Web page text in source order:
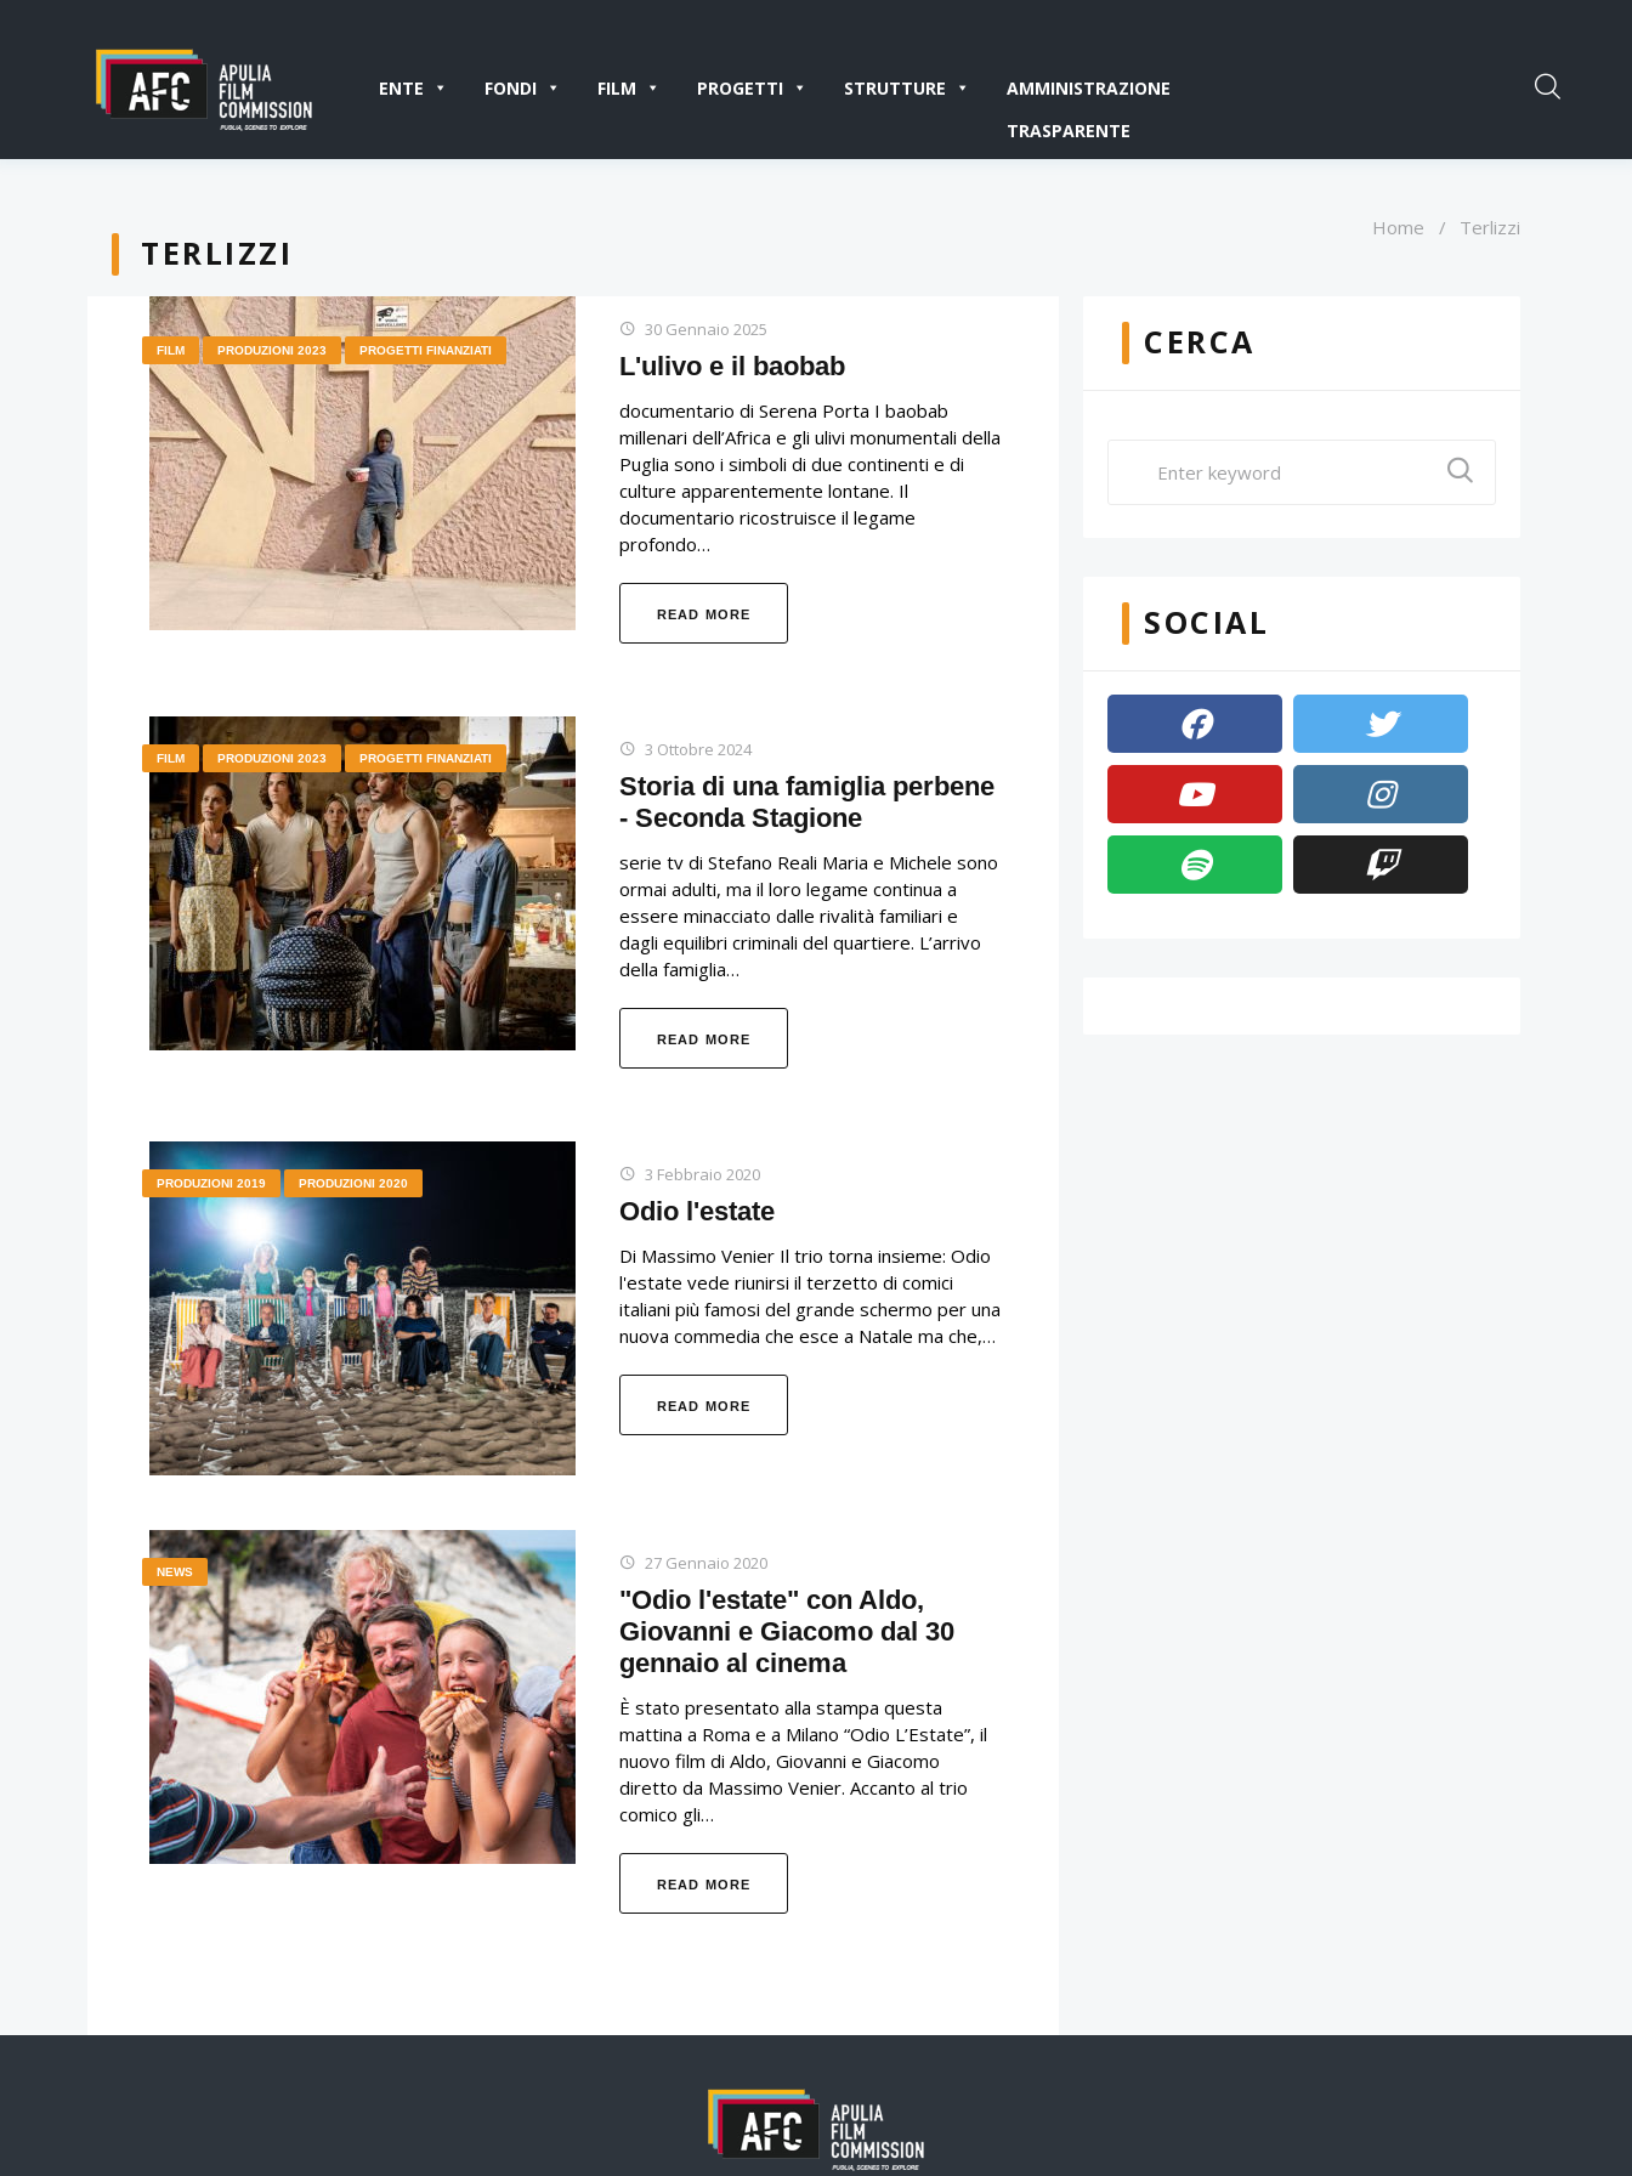
ENTE FONDI FILM PROGETTI STRUTTURE
AMMINISTRAZIONE
TRASPARENTE
TERLIZZI
Home / Terlizzi
30 Gennaio 2025
FILM PRODUZIONI 2023 PROGETTI FINANZIATI
L'ulivo e il baobab
documentario di Serena Porta I baobab
millenari dell’Africa e gli ulivi monumentali della
Puglia sono i simboli di due continenti e di
culture apparentemente lontane. Il
documentario ricostruisce il legame
profondo…
READ MORE
3 Ottobre 2024
FILM PRODUZIONI 2023 PROGETTI FINANZIATI
Storia di una famiglia perbene
- Seconda Stagione
serie tv di Stefano Reali Maria e Michele sono
ormai adulti, ma il loro legame continua a
essere minacciato dalle rivalità familiari e
dagli equilibri criminali del quartiere. L’arrivo
della famiglia…
READ MORE
3 Febbraio 2020
PRODUZIONI 2019 PRODUZIONI 2020
Odio l'estate
Di Massimo Venier Il trio torna insieme: Odio
l'estate vede riunirsi il terzetto di comici
italiani più famosi del grande schermo per una
nuova commedia che esce a Natale ma che,…
READ MORE
27 Gennaio 2020
NEWS
"Odio l'estate" con Aldo,
Giovanni e Giacomo dal 30
gennaio al cinema
È stato presentato alla stampa questa
mattina a Roma e a Milano “Odio L’Estate”, il
nuovo film di Aldo, Giovanni e Giacomo
diretto da Massimo Venier. Accanto al trio
comico gli…
READ MORE
CERCA
SOCIAL